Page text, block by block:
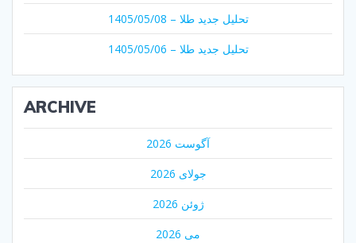
تحلیل جدید طلا – 1405/05/08
تحلیل جدید طلا – 1405/05/06
ARCHIVE
آگوست 2026
جولای 2026
ژوئن 2026
می 2026